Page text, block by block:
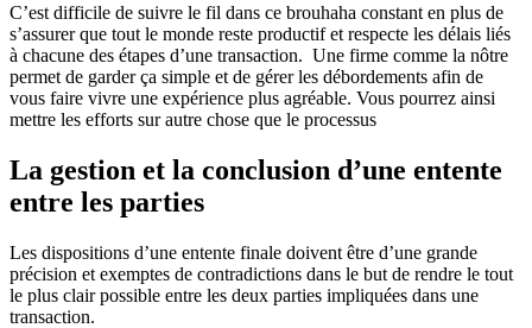
C’est difficile de suivre le fil dans ce brouhaha constant en plus de
s’assurer que tout le monde reste productif et respecte les délais liés
à chacune des étapes d’une transaction. Une firme comme la nôtre
permet de garder ça simple et de gérer les débordements afin de
vous faire vivre une expérience plus agréable. Vous pourrez ainsi
mettre les efforts sur autre chose que le processus
La gestion et la conclusion d’une entente
entre les parties
Les dispositions d’une entente finale doivent être d’une grande
précision et exemptes de contradictions dans le but de rendre le tout
le plus clair possible entre les deux parties impliquées dans une
transaction.